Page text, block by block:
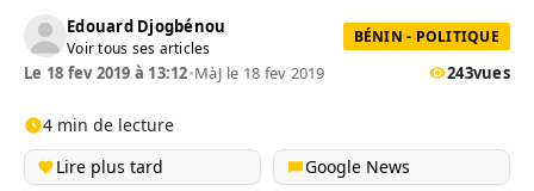
Edouard Djogbénou
Voir tous ses articles
BÉNIN - POLITIQUE
Le 18 fev 2019 à 13:12•MàJ le 18 fev 2019 243vues
4 min de lecture
Lire plus tard
Google News